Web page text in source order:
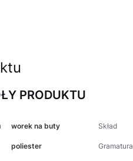
PRODUKTU
worek na buty Skład
poliester Gramatura